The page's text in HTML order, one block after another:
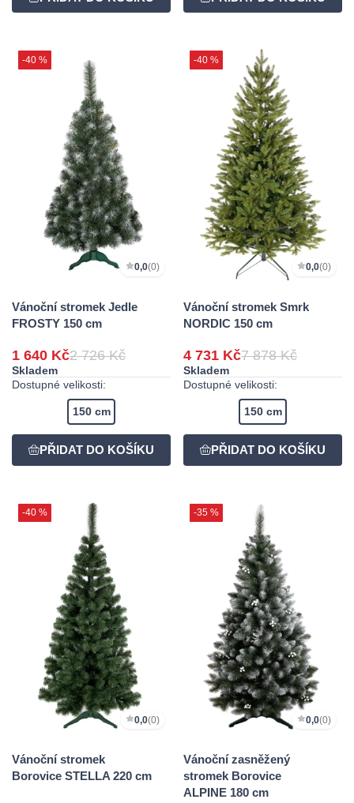
-40 %
0,0(0)
Vánoční stromek Jedle
FROSTY 150 cm
1 640 Kč2 726 Kč
Skladem
Dostupné velikosti:
150 cm
-40 %
0,0(0)
Vánoční stromek Smrk
NORDIC 150 cm
4 731 Kč7 878 Kč
Skladem
Dostupné velikosti:
150 cm
-40 %
0,0(0)
Vánoční stromek
Borovice STELLA 220 cm
-35 %
0,0(0)
Vánoční zasněžený
stromek Borovice
ALPINE 180 cm